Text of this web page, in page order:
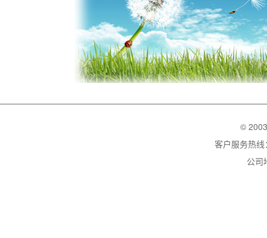
©
客户服务热
公司